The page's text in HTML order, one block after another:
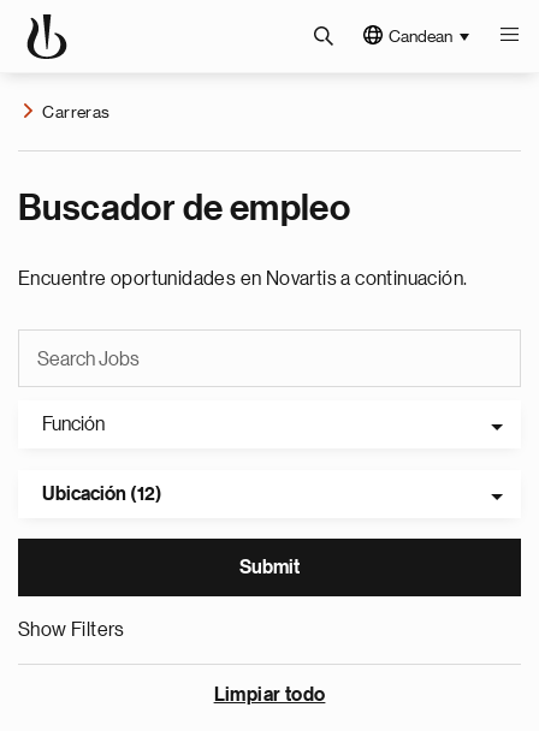
Candean
Carreras
Buscador de empleo
Encuentre oportunidades en Novartis a continuación.
Función
Ubicación (12)
Show Filters
Limpiar todo